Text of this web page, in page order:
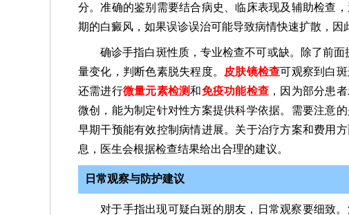
分。准确的鉴别需要结合病史、临床表现及辅助检查
期的白癜风，如果误诊误治可能导致病情快速扩散，因
确诊手指白斑性质，专业检查不可或缺。除了前面
量变化，判断色素脱失程度。
皮肤镜检查可观察到白
还需进行微量元素检测和免疫功能检查 ，因为部分患
微创，能为制定针对性方案提供科学依据。需要注意
早期干预能有效控制病情进展。关于治疗方案和费用
息，医生会根据检查结果给出合理的建议。
日常观察与防护建议
对于手指出现可疑白斑的朋友，日常观察要细致